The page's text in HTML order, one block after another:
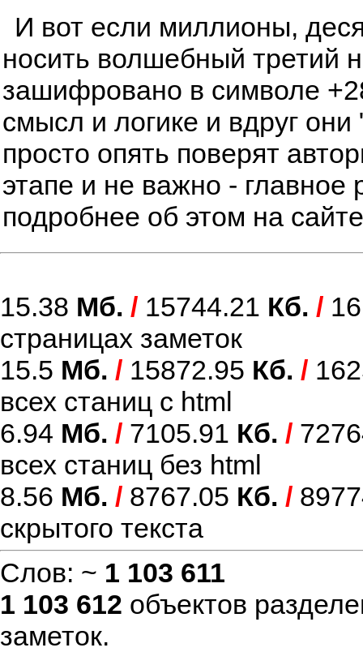
И вот если миллионы,
носить волшебный третий
зашифровано в символе
смысл и логике и вдруг
просто опять поверят
этапе и не важно - главное
подробнее об этом на
15.38 Мб. / 15744.21 Кб. /
страницах заметок
15.5 Мб. / 15872.95 Кб. /
всех станиц с html
6.94 Мб. / 7105.91 Кб. /
всех станиц без html
8.56 Мб. / 8767.05 Кб. /
скрытого текста
Слов: ~ 1 103 611
1 103 612 объектов
заметок.